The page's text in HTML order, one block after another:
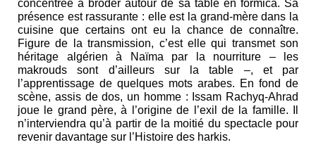
concentrée à broder autour de sa table en formica. Sa
présence est rassurante : elle est la grand-mère dans la
cuisine que certains ont eu la chance de connaître.
Figure de la transmission, c’est elle qui transmet son
héritage algérien à Naïma par la nourriture – les
makrouds sont d’ailleurs sur la table –, et par
l’apprentissage de quelques mots arabes. En fond de
scène, assis de dos, un homme : Issam Rachyq-Ahrad
joue le grand père, à l’origine de l’exil de la famille. Il
n’interviendra qu’à partir de la moitié du spectacle pour
revenir davantage sur l’Histoire des harkis.